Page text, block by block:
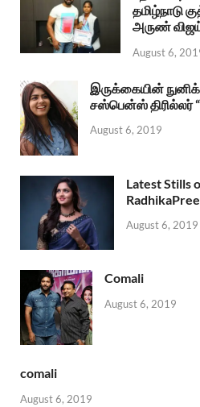
தமிழ்நாடு
அருண்
August 6,
இருக்கையின்
சஸ்பென்ஸ் திரில்லர்
August 6, 2019
Latest Stills
August 6, 2019
Comali
August 6, 2019
comali
August 6, 2019